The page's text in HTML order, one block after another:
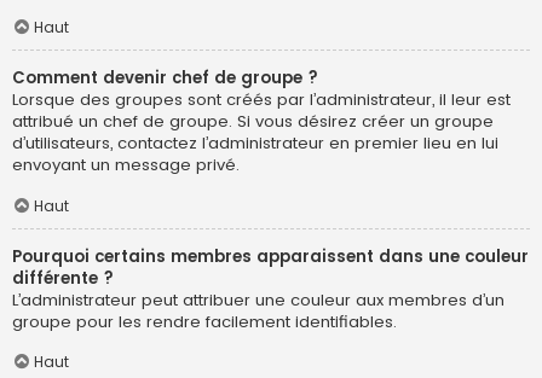
Haut
Comment devenir chef de groupe ?
Lorsque des groupes sont créés par l’administrateur, il leur est
attribué un chef de groupe. Si vous désirez créer un groupe
d’utilisateurs, contactez l’administrateur en premier lieu en lui
envoyant un message privé.
Haut
Pourquoi certains membres apparaissent dans une couleur
différente ?
L’administrateur peut attribuer une couleur aux membres d’un
groupe pour les rendre facilement identifiables.
Haut